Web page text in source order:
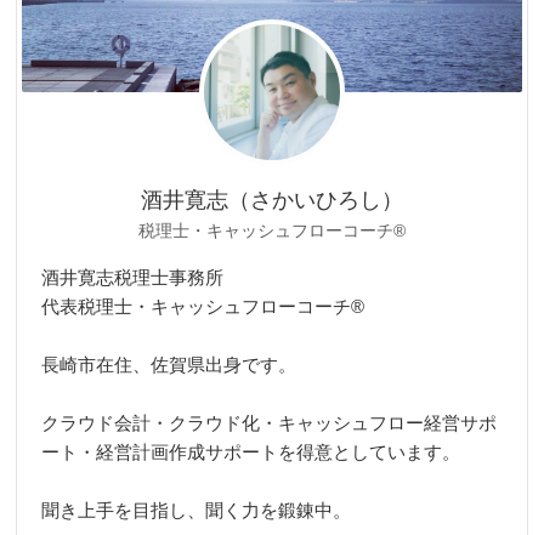
酒井寛志（さかいひろし）
税理士・キャッシュフローコーチ®
酒井寛志税理士事務所
代表税理士・キャッシュフローコーチ®
長崎市在住、佐賀県出身です。
クラウド会計・クラウド化・キャッシュフロー経営サポ
ート・経営計画作成サポートを得意としています。
聞き上手を目指し、聞く力を鍛錬中。